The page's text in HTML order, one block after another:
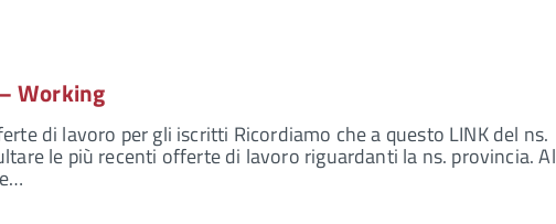
Working
di lavoro per gli iscritti Ricordiamo che a questo LINK del ns.
le più recenti offerte di lavoro riguardanti la ns. provincia. Al